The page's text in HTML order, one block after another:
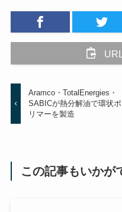
Aramco・TotalEnergies・
SABICが熱分解油で環状ポ
リマーを製造
この記事もいかが